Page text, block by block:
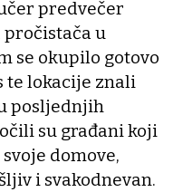
predvečer
u
se okupilo gotovo
te lokacije znali
posljednjih
su građani koji
domove,
i svakodnevan.